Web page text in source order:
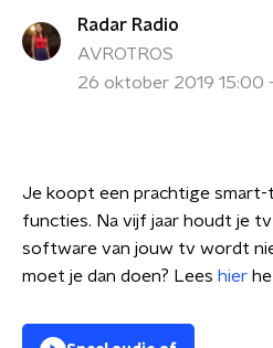
Radar Radio
AVROTROS
26 oktober 2019 15:00
Je koopt een prachtige smart-
functies. Na vijf jaar houdt je
software van jouw tv wordt
moet je dan doen? Lees hier